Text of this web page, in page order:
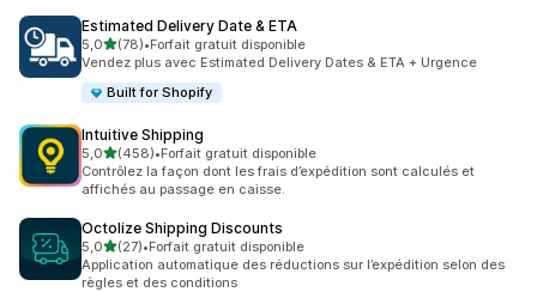
Estimated Delivery Date & ETA
5,0étoile(s) sur 5
(78)
78 avis au total
•Forfait gratuit disponible
Vendez plus avec Estimated Delivery Dates & ETA + Urgence
Built for Shopify
Intuitive Shipping
5,0étoile(s) sur 5
(458)
458 avis au total
•Forfait gratuit disponible
Contrôlez la façon dont les frais d’expédition sont calculés et
affichés au passage en caisse.
Octolize Shipping Discounts
5,0étoile(s) sur 5
(27)
27 avis au total
•Forfait gratuit disponible
Application automatique des réductions sur l’expédition selon des
règles et des conditions